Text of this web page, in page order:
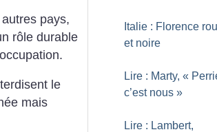
pays,
rôle durable
le
mais
Italie : Florence
et noire
Lire : Marty, «
c’est nous »
Lire : Lambert,